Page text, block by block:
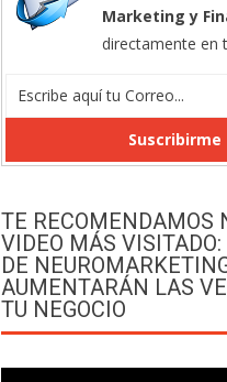
Marketing y
directamente en
TE RECOMENDAMOS
VIDEO MÁS VISITADO:
DE
AUMENTARÁN LAS
TU NEGOCIO